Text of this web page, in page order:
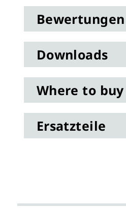
Bewertungen
Downloads
Where to buy
Ersatzteile